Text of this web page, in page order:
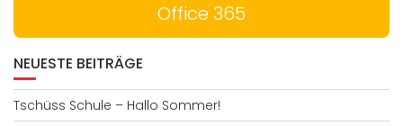
Office 365
NEUESTE BEITRÄGE
Tschüss Schule – Hallo Sommer!